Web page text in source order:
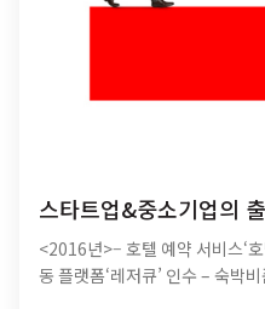
스타트업&중소기업의
<2016년>– 호텔 예약 서비스‘
동 플랫폼‘레저큐’ 인수 – 숙박